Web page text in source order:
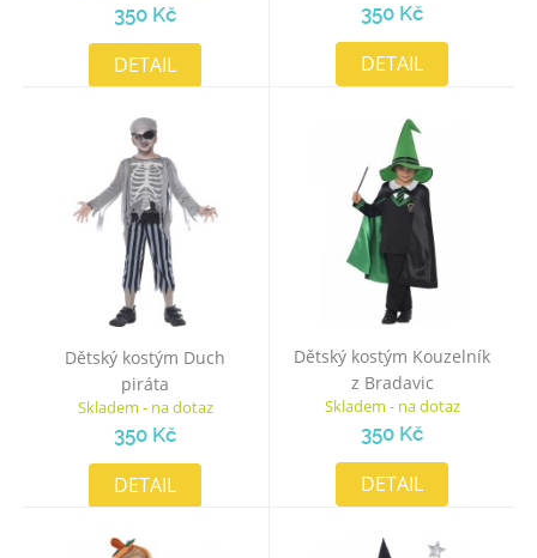
350 Kč
DETAIL
350 Kč
DETAIL
Dětský kostým Duch
piráta
Skladem - na dotaz
350 Kč
DETAIL
Dětský kostým Kouzelník
z Bradavic
Skladem - na dotaz
350 Kč
DETAIL